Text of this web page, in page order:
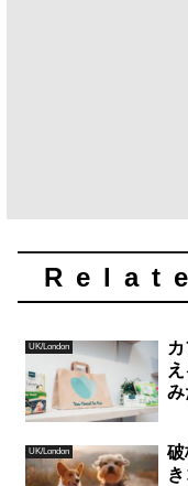
UK/London
み
UK/London
破